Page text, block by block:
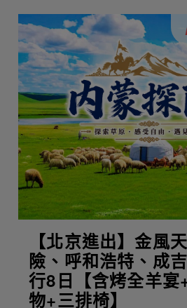
【北京進出】金風
險、呼和浩特、成
行8日【含烤全羊宴
物+三排椅】